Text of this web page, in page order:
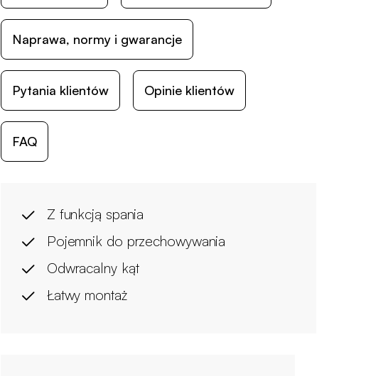
Naprawa, normy i gwarancje
Pytania klientów Opinie klientów
FAQ
Z funkcją spania
Pojemnik do przechowywania
Odwracalny kąt
Łatwy montaż